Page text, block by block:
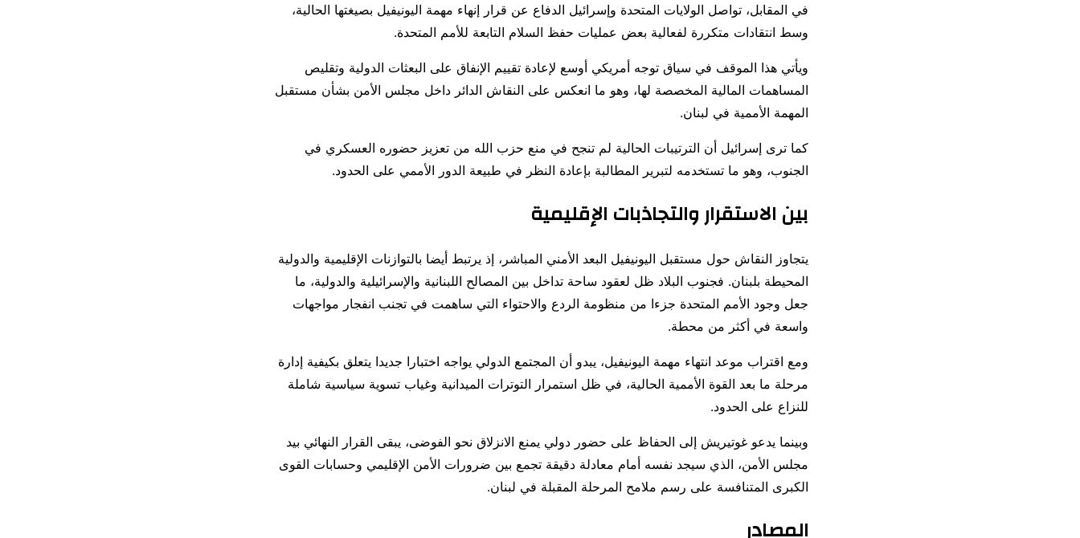
في المقابل، تواصل الولايات المتحدة وإسرائيل الدفاع عن قرار إنهاء مهمة اليونيفيل بصيغتها الحالية،
وسط انتقادات متكررة لفعالية بعض عمليات حفظ السلام التابعة للأمم المتحدة.
ويأتي هذا الموقف في سياق توجه أمريكي أوسع لإعادة تقييم الإنفاق على البعثات الدولية وتقليص
المساهمات المالية المخصصة لها، وهو ما انعكس على النقاش الدائر داخل مجلس الأمن بشأن مستقبل
المهمة الأممية في لبنان.
كما ترى إسرائيل أن الترتيبات الحالية لم تنجح في منع حزب الله من تعزيز حضوره العسكري في
الجنوب، وهو ما تستخدمه لتبرير المطالبة بإعادة النظر في طبيعة الدور الأممي على الحدود.
بين الاستقرار والتجاذبات الإقليمية
يتجاوز النقاش حول مستقبل اليونيفيل البعد الأمني المباشر، إذ يرتبط أيضا بالتوازنات الإقليمية والدولية
المحيطة بلبنان. فجنوب البلاد ظل لعقود ساحة تداخل بين المصالح اللبنانية والإسرائيلية والدولية، ما
جعل وجود الأمم المتحدة جزءا من منظومة الردع والاحتواء التي ساهمت في تجنب انفجار مواجهات
واسعة في أكثر من محطة.
ومع اقتراب موعد انتهاء مهمة اليونيفيل، يبدو أن المجتمع الدولي يواجه اختبارا جديدا يتعلق بكيفية إدارة
مرحلة ما بعد القوة الأممية الحالية، في ظل استمرار التوترات الميدانية وغياب تسوية سياسية شاملة
للنزاع على الحدود.
وبينما يدعو غوتيريش إلى الحفاظ على حضور دولي يمنع الانزلاق نحو الفوضى، يبقى القرار النهائي بيد
مجلس الأمن، الذي سيجد نفسه أمام معادلة دقيقة تجمع بين ضرورات الأمن الإقليمي وحسابات القوى
الكبرى المتنافسة على رسم ملامح المرحلة المقبلة في لبنان.
المصادر